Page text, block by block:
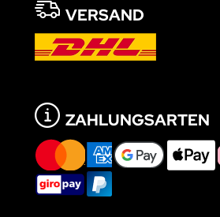
VERSAND
ZAHLUNGSARTEN